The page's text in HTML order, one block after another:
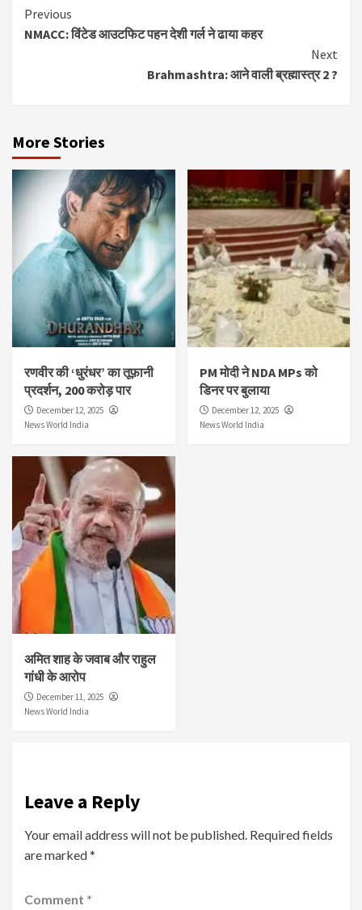
Continue
Reading
Previous
NMACC: विंटेड आउटफिट पहन देशी गर्ल ने ढाया कहर
Next
Brahmashtra: आने वाली ब्रह्मास्त्र 2 ?
More Stories
रणवीर की ‘धुरंधर’ का तूफ़ानी
प्रदर्शन, 200 करोड़ पार
December 12, 2025
News World India
PM मोदी ने NDA MPs को
डिनर पर बुलाया
December 12, 2025
News World India
अमित शाह के जवाब और राहुल
गांधी के आरोप
December 11, 2025
News World India
Leave a Reply
Your email address will not be published. Required fields
are marked*
Comment *